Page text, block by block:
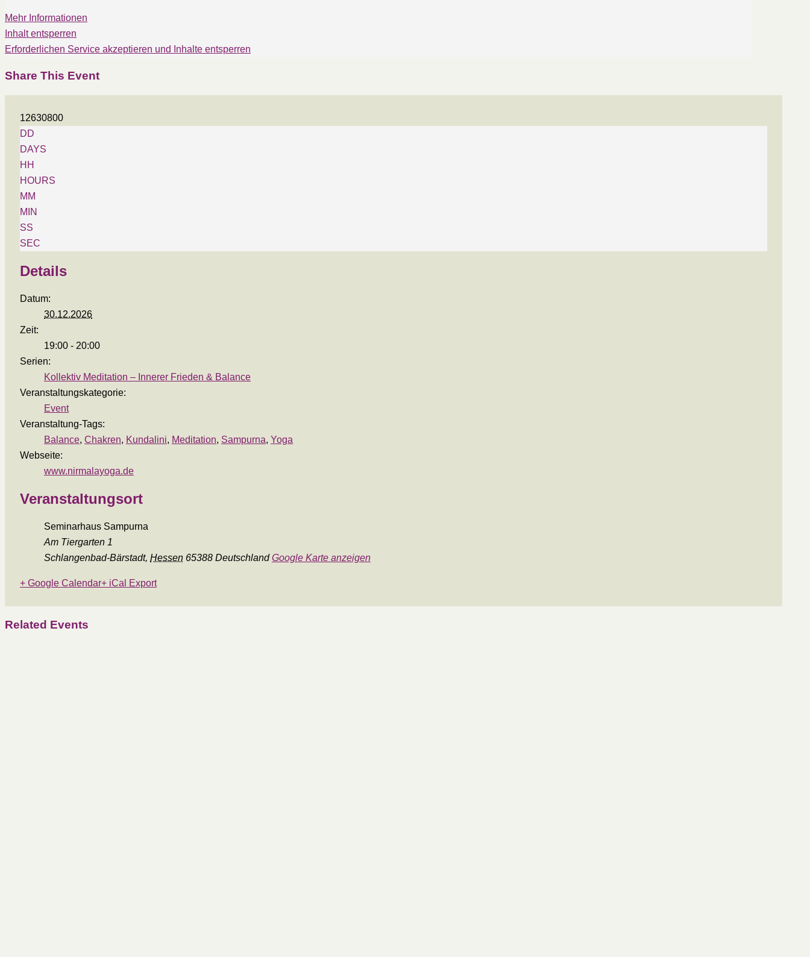
Mehr Informationen
Inhalt entsperren
Erforderlichen Service akzeptieren und Inhalte entsperren
Share This Event
12630800
DD
DAYS
HH
HOURS
MM
MIN
SS
SEC
Details
Datum:
30.12.2026
Zeit:
19:00 - 20:00
Serien:
Kollektiv Meditation – Innerer Frieden & Balance
Veranstaltungskategorie:
Event
Veranstaltung-Tags:
Balance, Chakren, Kundalini, Meditation, Sampurna, Yoga
Webseite:
www.nirmalayoga.de
Veranstaltungsort
Seminarhaus Sampurna
Am Tiergarten 1
Schlangenbad-Bärstadt, Hessen 65388 Deutschland Google Karte anzeigen
+ Google Calendar+ iCal Export
Related Events